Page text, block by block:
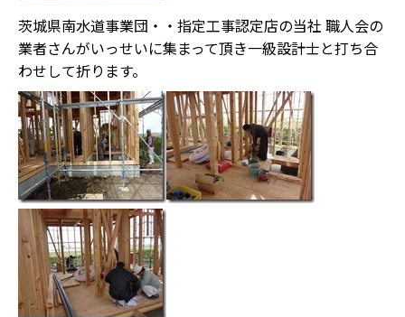
茨城県南水道事業団・・指定工事認定店の当社 職人会の
業者さんがいっせいに集まって頂き一級設計士と打ち合
わせして折ります。